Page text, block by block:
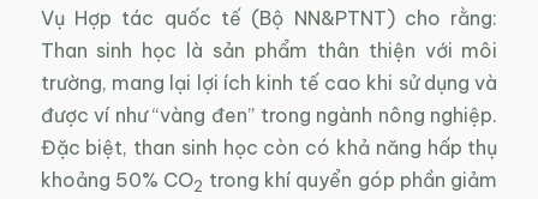
Vụ Hợp tác quốc tế (Bộ NN&PTNT) cho rằng:
Than sinh học là sản phẩm thân thiện với môi
trường, mang lại lợi ích kinh tế cao khi sử dụng và
được ví như “vàng đen” trong ngành nông nghiệp.
Đặc biệt, than sinh học còn có khả năng hấp thụ
khoảng 50% CO2 trong khí quyển góp phần giảm